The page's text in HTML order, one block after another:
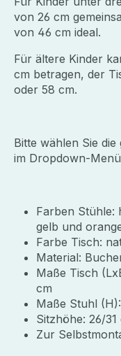
von 26 cm
von 46 cm ideal.
Für ältere Kinder
cm betragen, der
oder 58 cm.
Bitte wählen Sie
im Dropdown-
Farben Stühle:
gelb und
Farbe Tisch:
Material:
Maße Tisch
cm
Maße Stuhl
Sitzhöhe: 26/
Zur